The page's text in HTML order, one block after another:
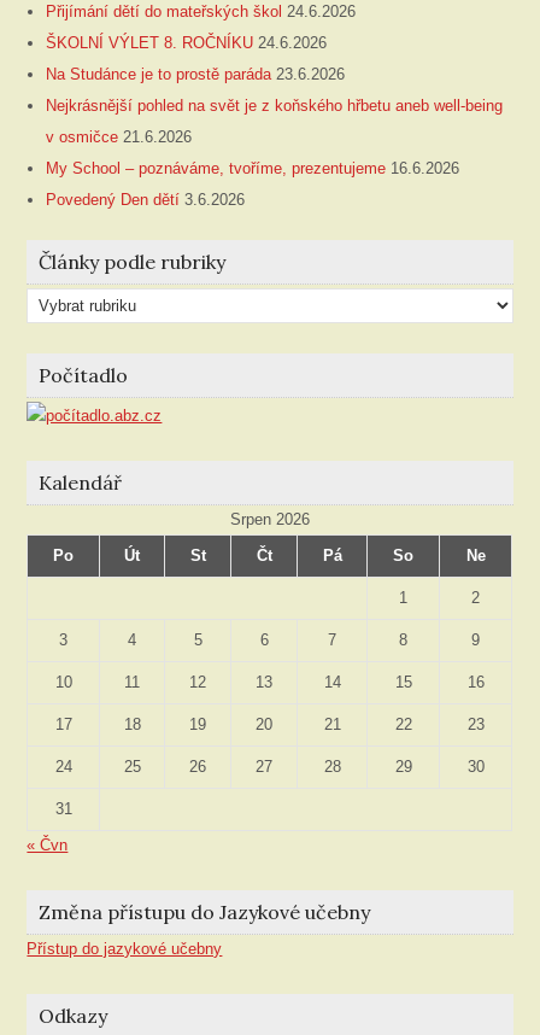
Přijímání dětí do mateřských škol 24.6.2026
ŠKOLNÍ VÝLET 8. ROČNÍKU 24.6.2026
Na Studánce je to prostě paráda 23.6.2026
Nejkrásnější pohled na svět je z koňského hřbetu aneb well-being
v osmičce 21.6.2026
My School – poznáváme, tvoříme, prezentujeme 16.6.2026
Povedený Den dětí 3.6.2026
Články podle rubriky
Články
podle
rubriky
Počítadlo
Kalendář
Srpen 2026
Po
Út St Čt Pá So Ne
1 2
3 4 5 6 7 8 9
10 11 12 13 14 15 16
17 18 19 20 21 22 23
24 25 26 27 28 29 30
31
« Čvn
Změna přístupu do Jazykové učebny
Přístup do jazykové učebny
Odkazy